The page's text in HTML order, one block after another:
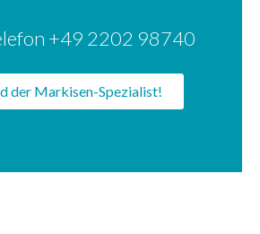
+49 2202 98740
der Markisen-Spezialist!